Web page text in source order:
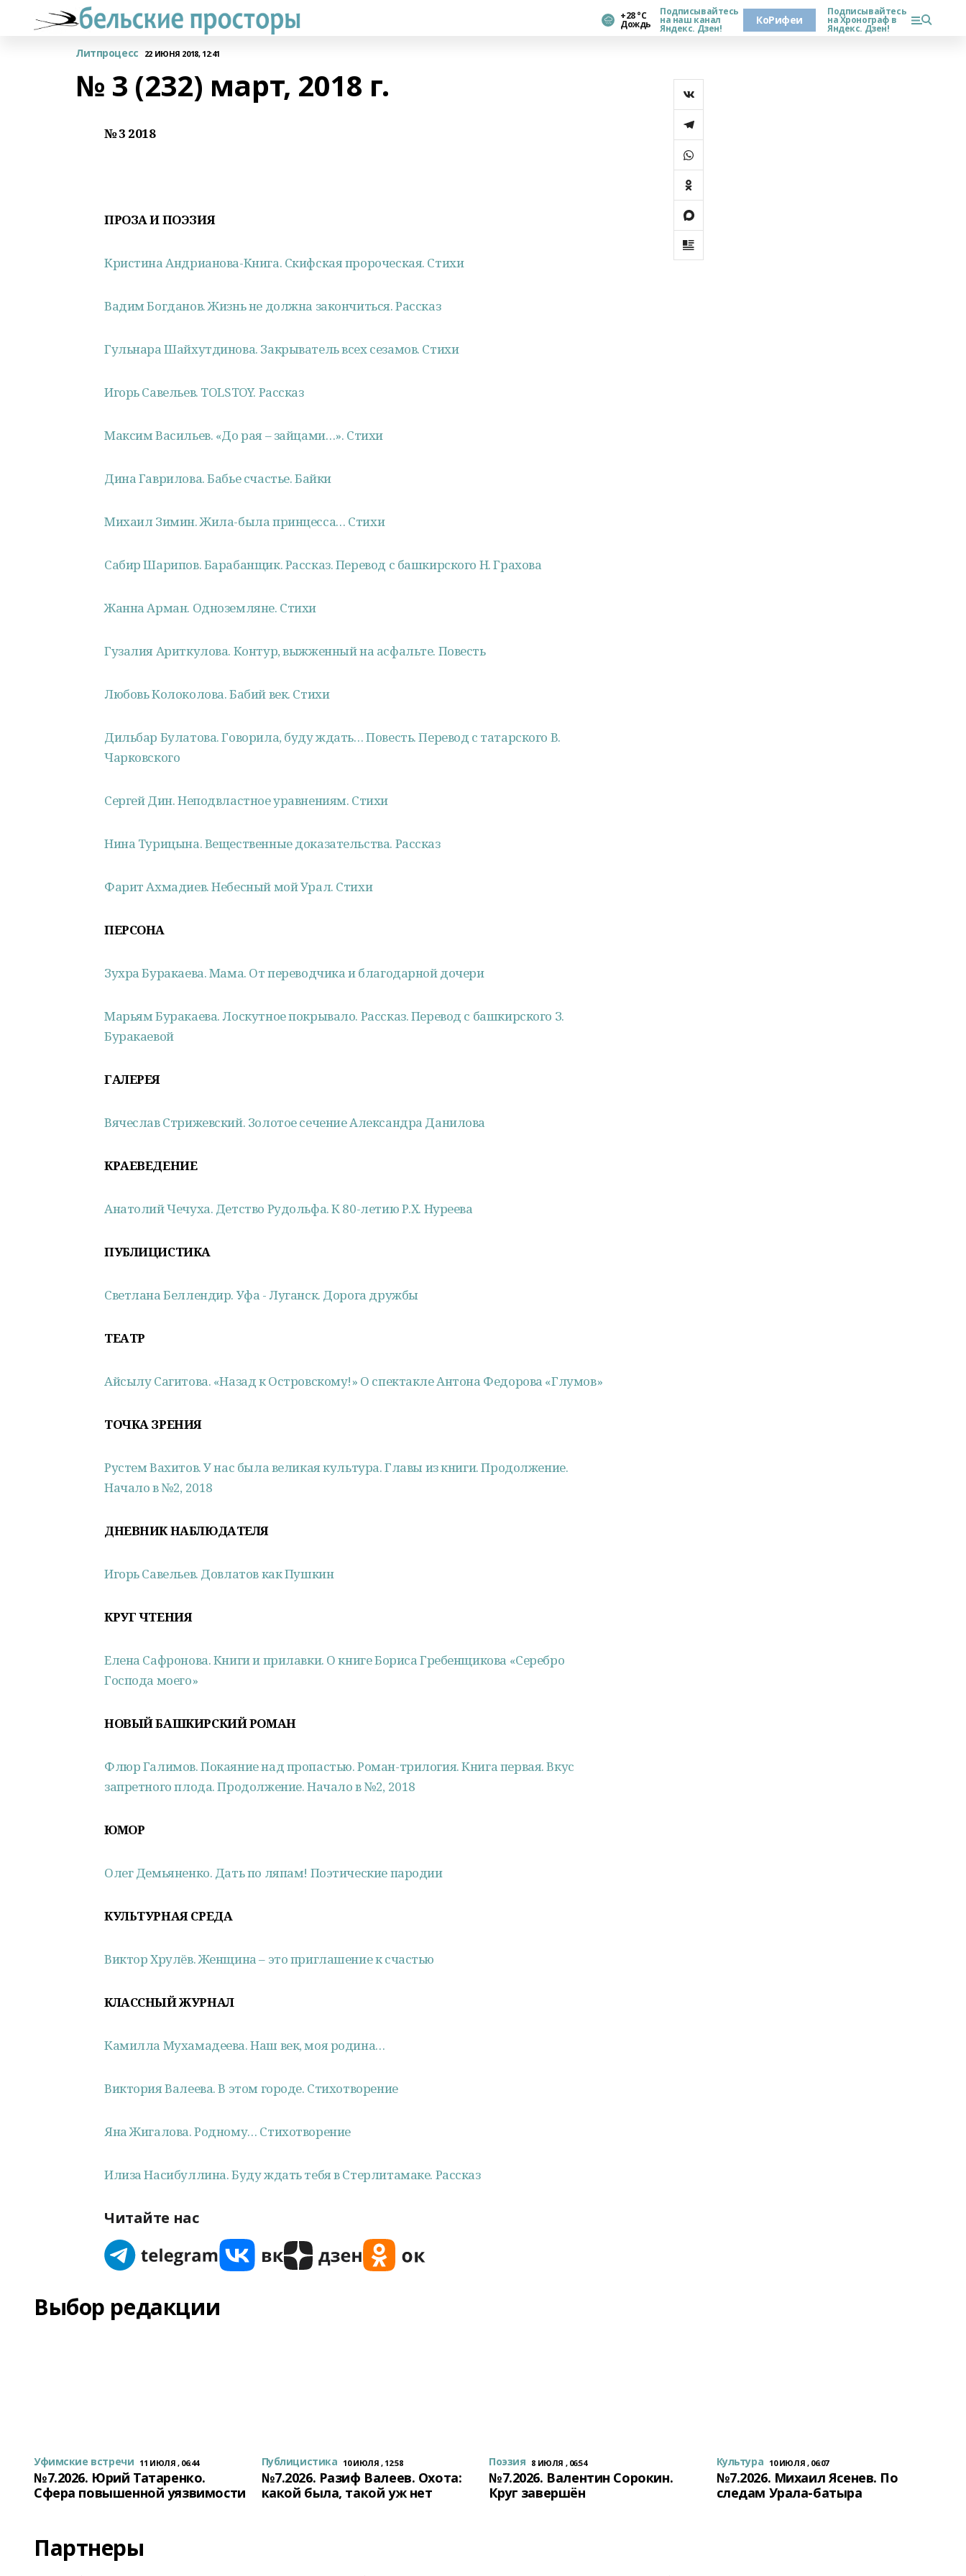
+28 °С
Дождь
Подписывайтесь
на наш канал
Яндекс. Дзен!
КоРифеи
Подписывайтесь
на Хронограф в
Яндекс. Дзен!
Литпроцесс 22 ИЮНЯ 2018, 12:41
№ 3 (232) март, 2018 г.
№ 3 2018
ПРОЗА И ПОЭЗИЯ
Кристина Андрианова-Книга. Скифская пророческая. Стихи
Вадим Богданов. Жизнь не должна закончиться. Рассказ
Гульнара Шайхутдинова. Закрыватель всех сезамов. Стихи
Игорь Савельев. TOLSTOY. Рассказ
Максим Васильев. «До рая – зайцами…». Стихи
Дина Гаврилова. Бабье счастье. Байки
Михаил Зимин. Жила-была принцесса… Стихи
Сабир Шарипов. Барабанщик. Рассказ. Перевод с башкирского Н. Грахова
Жанна Арман. Одноземляне. Стихи
Гузалия Ариткулова. Контур, выжженный на асфальте. Повесть
Любовь Колоколова. Бабий век. Стихи
Дильбар Булатова. Говорила, буду ждать… Повесть. Перевод с татарского В.
Чарковского
Сергей Дин. Неподвластное уравнениям. Стихи
Нина Турицына. Вещественные доказательства. Рассказ
Фарит Ахмадиев. Небесный мой Урал. Стихи
ПЕРСОНА
Зухра Буракаева. Мама. От переводчика и благодарной дочери
Марьям Буракаева. Лоскутное покрывало. Рассказ. Перевод с башкирского З.
Буракаевой
ГАЛЕРЕЯ
Вячеслав Стрижевский. Золотое сечение Александра Данилова
КРАЕВЕДЕНИЕ
Анатолий Чечуха. Детство Рудольфа. К 80-летию Р.Х. Нуреева
ПУБЛИЦИСТИКА
Светлана Беллендир. Уфа - Луганск. Дорога дружбы
ТЕАТР
Айсылу Сагитова. «Назад к Островскому!» О спектакле Антона Федорова «Глумов»
ТОЧКА ЗРЕНИЯ
Рустем Вахитов. У нас была великая культура. Главы из книги. Продолжение.
Начало в №2, 2018
ДНЕВНИК НАБЛЮДАТЕЛЯ
Игорь Савельев. Довлатов как Пушкин
КРУГ ЧТЕНИЯ
Елена Сафронова. Книги и прилавки. О книге Бориса Гребенщикова «Серебро
Господа моего»
НОВЫЙ БАШКИРСКИЙ РОМАН
Флюр Галимов. Покаяние над пропастью. Роман-трилогия. Книга первая. Вкус
запретного плода. Продолжение. Начало в №2, 2018
ЮМОР
Олег Демьяненко. Дать по ляпам! Поэтические пародии
КУЛЬТУРНАЯ СРЕДА
Виктор Хрулёв. Женщина – это приглашение к счастью
КЛАССНЫЙ ЖУРНАЛ
Камилла Мухамадеева. Наш век, моя родина…
Виктория Валеева. В этом городе. Стихотворение
Яна Жигалова. Родному… Стихотворение
Илиза Насибуллина. Буду ждать тебя в Стерлитамаке. Рассказ
Читайте нас
Выбор редакции
Уфимские встречи 11 ИЮЛЯ , 06:44
№7.2026. Юрий Татаренко.
Сфера повышенной уязвимости
Публицистика 10 ИЮЛЯ , 12:58
№7.2026. Разиф Валеев. Охота:
какой была, такой уж нет
Поэзия 8 ИЮЛЯ , 06:54
№7.2026. Валентин Сорокин.
Круг завершён
Культура 10 ИЮЛЯ , 06:07
№7.2026. Михаил Ясенев. По
следам Урала-батыра
Партнеры